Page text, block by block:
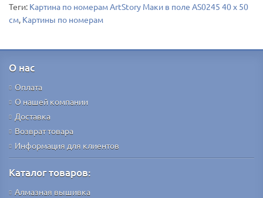
Теги: Картина по номерам ArtStory Маки в поле AS0245 40 х 50
см, Картины по номерам
О нас
Оплата
О нашей компании
Доставка
Возврат товара
Информация для клиентов
Каталог товаров:
Алмазная вышивка